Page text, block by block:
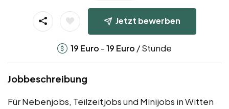
Jetzt bewerben
19 Euro -19 Euro / Stunde
Jobbeschreibung
Für Nebenjobs, Teilzeitjobs und Minijobs in Witten